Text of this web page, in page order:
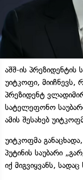
აშშ-ის პრეზიდენტის
უიტკოფი,
პრეზიდენტ
სატელეფონო
ამის შესახებ
უიტკოფმა
პუტინის საუბარი
იქ მიგვიყვანს,